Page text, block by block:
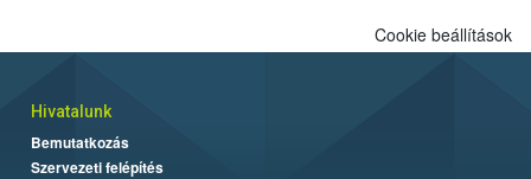
Cookie beállítások
Hivatalunk
Bemutatkozás
Szervezeti felépítés